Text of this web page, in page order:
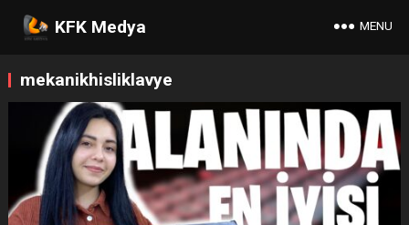
KFK Medya MENU
mekanikhisliklavye